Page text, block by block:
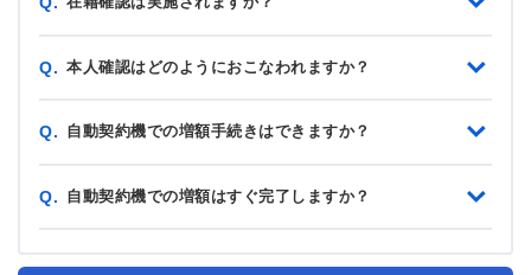
Q. 本人確認はどのようにおこなわれますか？
Q. 自動契約機での増額手続きはできますか？
Q. 自動契約機での増額はすぐ完了しますか？